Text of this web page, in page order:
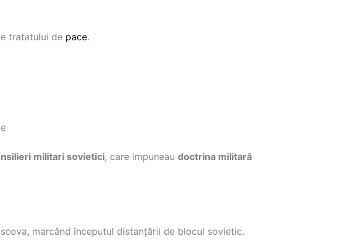
tratatului de pace.
militari sovietici, care impuneau doctrina militară
marcând începutul distanțării de blocul sovietic.